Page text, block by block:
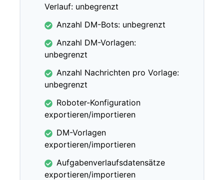
Verlauf: unbegrenzt
Anzahl DM-Bots: unbegrenzt
Anzahl DM-Vorlagen:
unbegrenzt
Anzahl Nachrichten pro Vorlage:
unbegrenzt
Roboter-Konfiguration
exportieren/importieren
DM-Vorlagen
exportieren/importieren
Aufgabenverlaufsdatensätze
exportieren/importieren